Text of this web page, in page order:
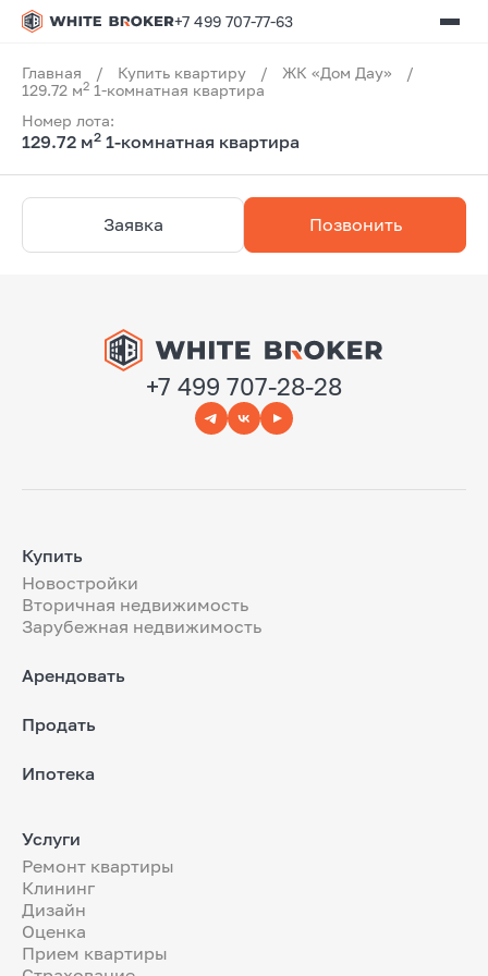
+7 499 707-77-63
Главная / Купить квартиру / ЖК «Дом Дау»
/
129.72 м2 1-комнатная квартира
Номер лота:
129.72 м2 1-комнатная квартира
Заявка Позвонить
+7 499 707-28-28
Купить
Новостройки
Вторичная недвижимость
Зарубежная недвижимость
Арендовать
Продать
Ипотека
Услуги
Ремонт квартиры
Клининг
Дизайн
Оценка
Прием квартиры